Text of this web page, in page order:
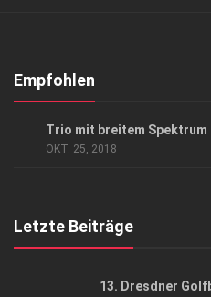
Kontakt, Impressum
Empfohlen
Trio mit breitem Spektrum
OKT. 25, 2018
Letzte Beiträge
13. Dresdner